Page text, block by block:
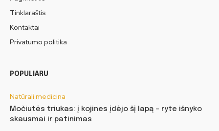
Tinklaraštis
Kontaktai
Privatumo politika
POPULIARU
Natūrali medicina
Močiutės triukas: į kojines įdėjo šį lapą – ryte išnyko
skausmai ir patinimas